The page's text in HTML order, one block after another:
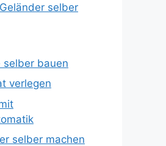
selber
selber bauen
verlegen
selber machen